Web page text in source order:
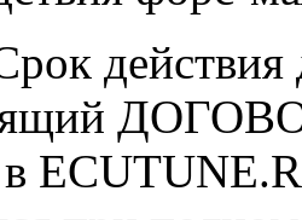
действия